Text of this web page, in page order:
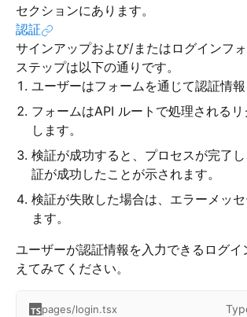
セクションにあります。
認証
サインアップおよび/またはログインフ
ステップは以下の通りです。
ユーザーはフォームを通じて認証情報
フォームはAPI ルートで処理される
します。
検証が成功すると、プロセスが完了
証が成功したことが示されます。
検証が失敗した場合は、エラーメッ
ます。
ユーザーが認証情報を入力できるログイ
えてみてください。
pages/login.tsx